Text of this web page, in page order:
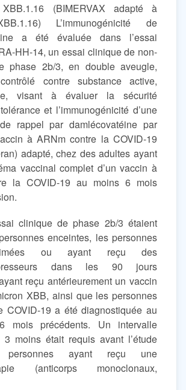
XBB.1.16 (BIMERVAX adapté à
L’immunogénicité de
a été évaluée dans l’essai
HH-14, un essai clinique de non-
phase 2b/3, en double aveugle,
contre substance active,
visant à évaluer la sécurité
et l’immunogénicité d’une
rappel par damlécovatéine par
à ARNm contre la COVID-19
adapté, chez des adultes ayant
vaccinal complet d’un vaccin à
la COVID-19 au moins 6 mois
clinique de phase 2b/3 étaient
enceintes, les personnes
ou ayant reçu des
dans les 90 jours
reçu antérieurement un vaccin
XBB, ainsi que les personnes
COVID-19 a été diagnostiquée au
mois précédents. Un intervalle
3 moins était requis avant l’étude
ayant reçu une
(anticorps monoclonaux,